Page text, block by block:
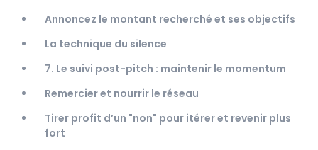
Annoncez le montant recherché et ses objectifs
La technique du silence
7. Le suivi post-pitch : maintenir le momentum
Remercier et nourrir le réseau
Tirer profit d’un "non" pour itérer et revenir plus
fort